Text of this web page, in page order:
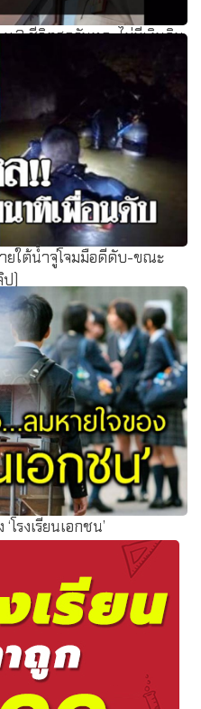
ม.3 ชีวิตสุดรันทด...ไม่มีเงินกิน
ยใต้น้ำจู่โจมมือดีดับ-ขณะ
)
รงเรียนเอกชน’